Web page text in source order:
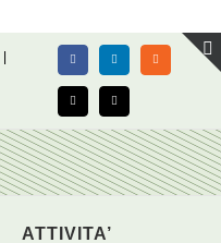
FacebookLinkedIn Rss
X Email
ATTIVITA’